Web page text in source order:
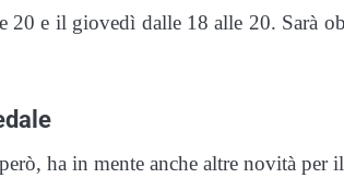
20 e il giovedì dalle 18 alle 20. Sarà
ha in mente anche altre novità per